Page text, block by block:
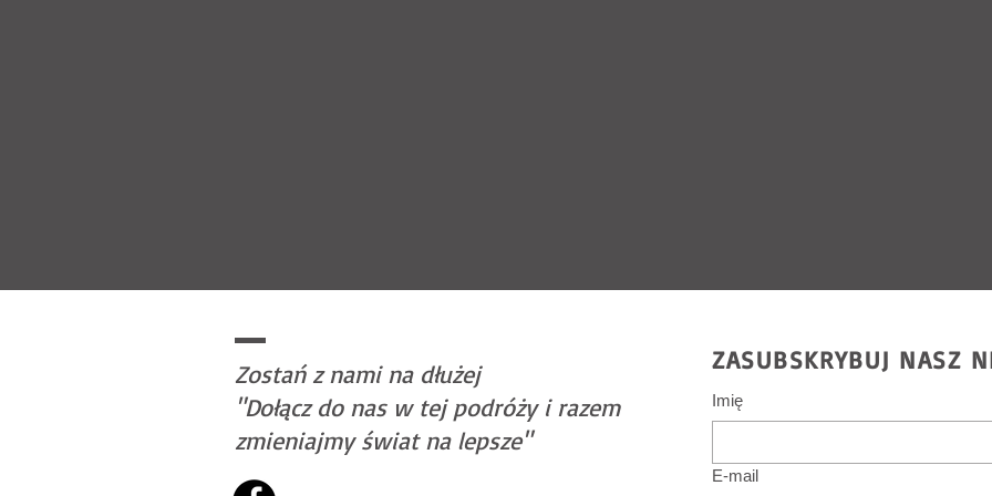
Zostań z nami na dłużej
"Dołącz do nas w tej podróży i razem
zmieniajmy świat na lepsze"
ZASUBSKRYBUJ NASZ
Imię
E-mail